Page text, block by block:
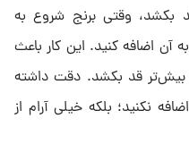
بکشد، وقتی برنج شروع به
اضافه کنید. این کار باعث
قد بکشد. دقت داشته
نکنید؛ بلکه خیلی آرام از